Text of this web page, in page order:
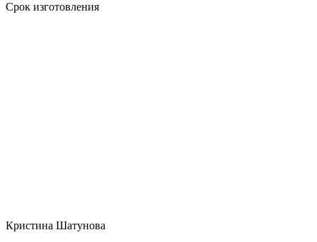
Срок изготовления
Кристина Шатунова